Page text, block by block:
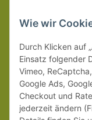
wir innerhalb
versandkostenfrei.
Weitere
und
Wie wir
Durch Klicken auf
Einsatz folgender
Vimeo,
Google Ads,
Checkout und
jederzeit ändern